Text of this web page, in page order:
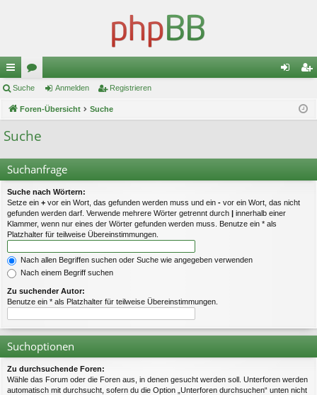
ch
ne
llz
riff
or
en ist
Suche Anmelden Registrieren
Foren-Übersicht Suche
Suche
Suchanfrage
Suche nach Wörtern:
Setze ein + vor ein Wort, das gefunden werden muss und ein - vor ein Wort, das nicht
gefunden werden darf. Verwende mehrere Wörter getrennt durch | innerhalb einer
Klammer, wenn nur eines der Wörter gefunden werden muss. Benutze ein * als
Platzhalter für teilweise Übereinstimmungen.
Nach allen Begriffen suchen oder Suche wie angegeben verwenden
Nach einem Begriff suchen
Zu suchender Autor:
Benutze ein * als Platzhalter für teilweise Übereinstimmungen.
Suchoptionen
Zu durchsuchende Foren:
Wähle das Forum oder die Foren aus, in denen gesucht werden soll. Unterforen werden
automatisch mit durchsucht, sofern du die Option „Unterforen durchsuchen“ unten nicht